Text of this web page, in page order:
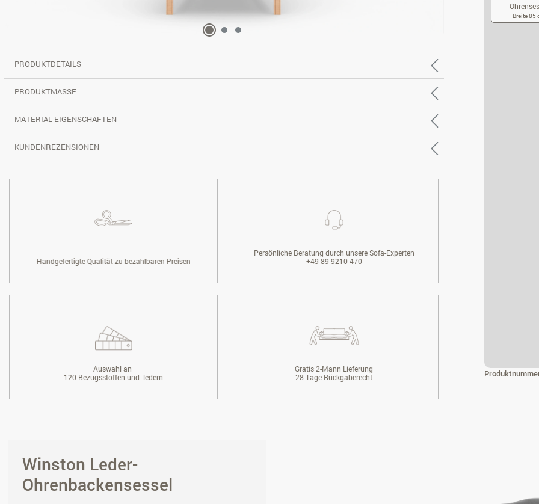
Breite 85
PRODUKTDETAILS
PRODUKTMASSE
MATERIAL EIGENSCHAFTEN
KUNDENREZENSIONEN
Handgefertigte Qualität zu bezahlbaren Preisen
Persönliche Beratung durch unsere Sofa-Experten
+49 89 9210 470
Auswahl an
120 Bezugsstoffen und -ledern
Gratis 2-Mann Lieferung
28 Tage Rückgaberecht
Winston Leder-
Ohrenbackensessel